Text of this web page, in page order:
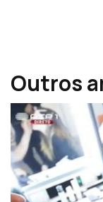
Outros